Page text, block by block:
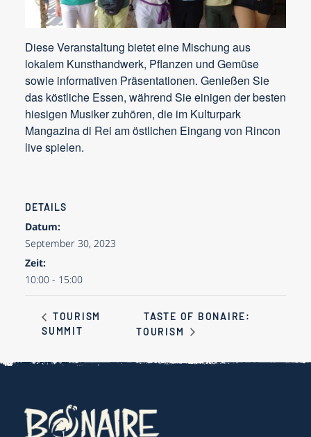
Diese Veranstaltung bietet eine Mischung aus
lokalem Kunsthandwerk, Pflanzen und Gemüse
sowie informativen Präsentationen. Genießen Sie
das köstliche Essen, während Sie einigen der besten
hiesigen Musiker zuhören, die im Kulturpark
Mangazina di Rei am östlichen Eingang von Rincon
live spielen.
DETAILS
Datum:
September 30, 2023
Zeit:
10:00 - 15:00
TOURISM
SUMMIT
TASTE OF BONAIRE:
TOURISM